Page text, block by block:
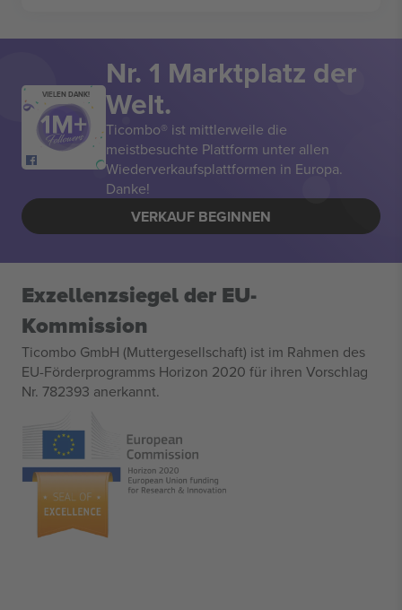
VIELEN DANK!
Nr. 1 Marktplatz der
Welt.
Ticombo® ist mittlerweile die
meistbesuchte Plattform unter allen
Wiederverkaufsplattformen in Europa.
Danke!
VERKAUF BEGINNEN
Exzellenzsiegel der EU-
Kommission
Ticombo GmbH (Muttergesellschaft) ist im Rahmen des
EU-Förderprogramms Horizon 2020 für ihren Vorschlag
Nr. 782393 anerkannt.